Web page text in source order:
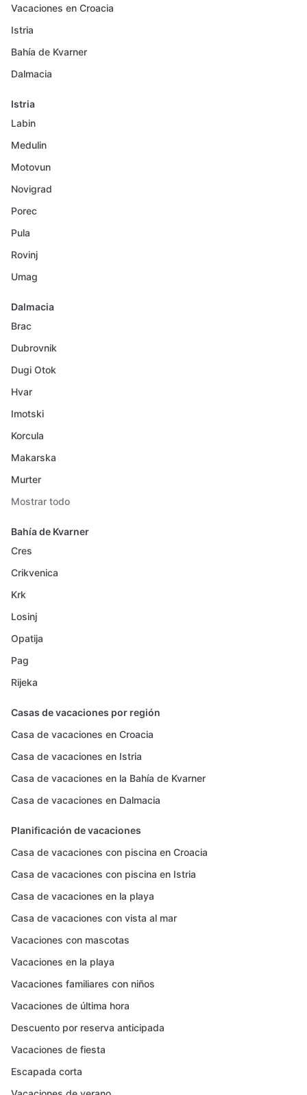
Vacaciones en Croacia
Istria
Bahía de Kvarner
Dalmacia
Istria
Labin
Medulin
Motovun
Novigrad
Porec
Pula
Rovinj
Umag
Dalmacia
Brac
Dubrovnik
Dugi Otok
Hvar
Imotski
Korcula
Makarska
Murter
Mostrar todo
Bahía de Kvarner
Cres
Crikvenica
Krk
Losinj
Opatija
Pag
Rijeka
Casas de vacaciones por región
Casa de vacaciones en Croacia
Casa de vacaciones en Istria
Casa de vacaciones en la Bahía de Kvarner
Casa de vacaciones en Dalmacia
Planificación de vacaciones
Casa de vacaciones con piscina en Croacia
Casa de vacaciones con piscina en Istria
Casa de vacaciones en la playa
Casa de vacaciones con vista al mar
Vacaciones con mascotas
Vacaciones en la playa
Vacaciones familiares con niños
Vacaciones de última hora
Descuento por reserva anticipada
Vacaciones de fiesta
Escapada corta